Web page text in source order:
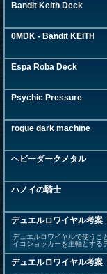
Bandit Keith Deck
0MDK - Bandit KEITH
Espa Roba Deck
Psychic Pressure
rogue dark machine
ヘビーダークメタル
ハノイの騎士
デュエルロワイヤル考案
デュエルロワイヤルで使うこ
イコショッカーを主軸とする
デュエルロワイヤル考案